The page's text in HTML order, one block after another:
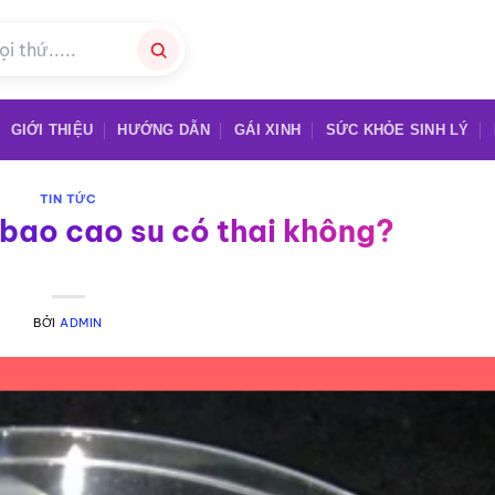
GIỚI THIỆU HƯỚNG DẪN GÁI XINH SỨC KHỎE SINH LÝ
TIN TỨC
cao su có thai không?
BỞIADMIN